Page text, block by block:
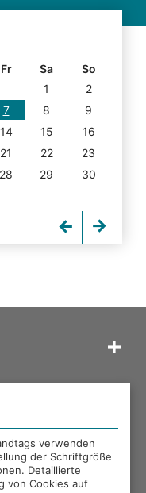
Fr Sa
So
1
2
7 8
9
14 15
16
21 22
23
28 29
30
verwenden
der Schriftgröße
Detaillierte
von Cookies auf